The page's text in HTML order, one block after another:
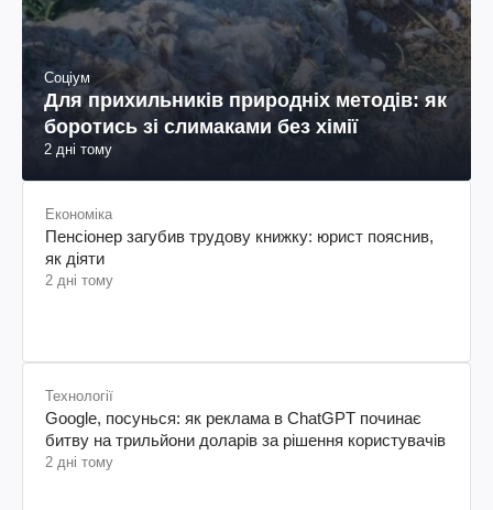
Соціум
Для прихильників природніх методів: як
боротись зі слимаками без хімії
2 дні тому
Економіка
Пенсіонер загубив трудову книжку: юрист пояснив,
як діяти
2 дні тому
Технології
Google, посунься: як реклама в ChatGPT починає
битву на трильйони доларів за рішення користувачів
2 дні тому